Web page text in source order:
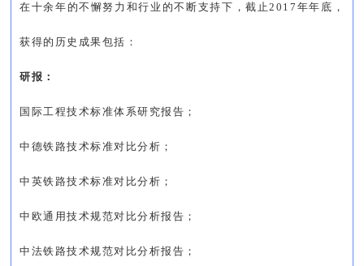
在十余年的不懈努力和行业的不断支持下，截止2017年年底，
获得的历史成果包括：
研报：
国际工程技术标准体系研究报告；
中德铁路技术标准对比分析；
中英铁路技术标准对比分析；
中欧通用技术规范对比分析报告；
中法铁路技术规范对比分析报告；